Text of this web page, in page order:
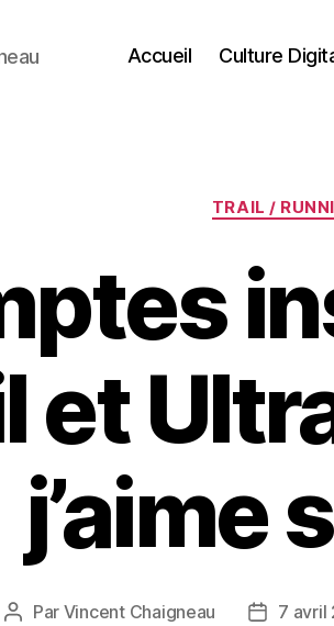
Accueil Culture
TRAIL /
et
j’aime
Auteur
Par Vincent Chaigneau
Date7 avril